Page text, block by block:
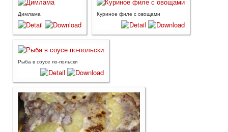
Димлама Куриное филе с овощами
Рыба в соусе по-польски